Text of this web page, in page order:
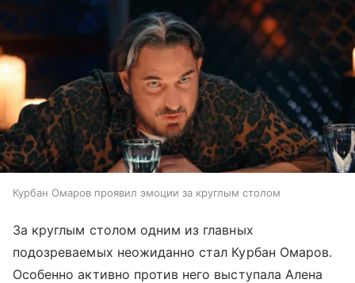
Курбан Омаров проявил эмоции за круглым столом
За круглым столом одним из главных
подозреваемых неожиданно стал Курбан Омаров.
Особенно активно против него выступала Алена